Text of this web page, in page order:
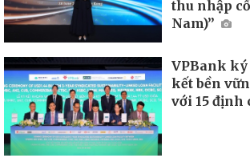
thu nhập
Nam)”
VPBank
kết bền
với 15 định